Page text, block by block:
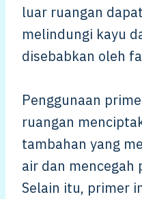
luar ruangan
melindungi kayu
disebabkan oleh
Penggunaan
ruangan
tambahan yang
air dan mencegah
Selain itu, primer